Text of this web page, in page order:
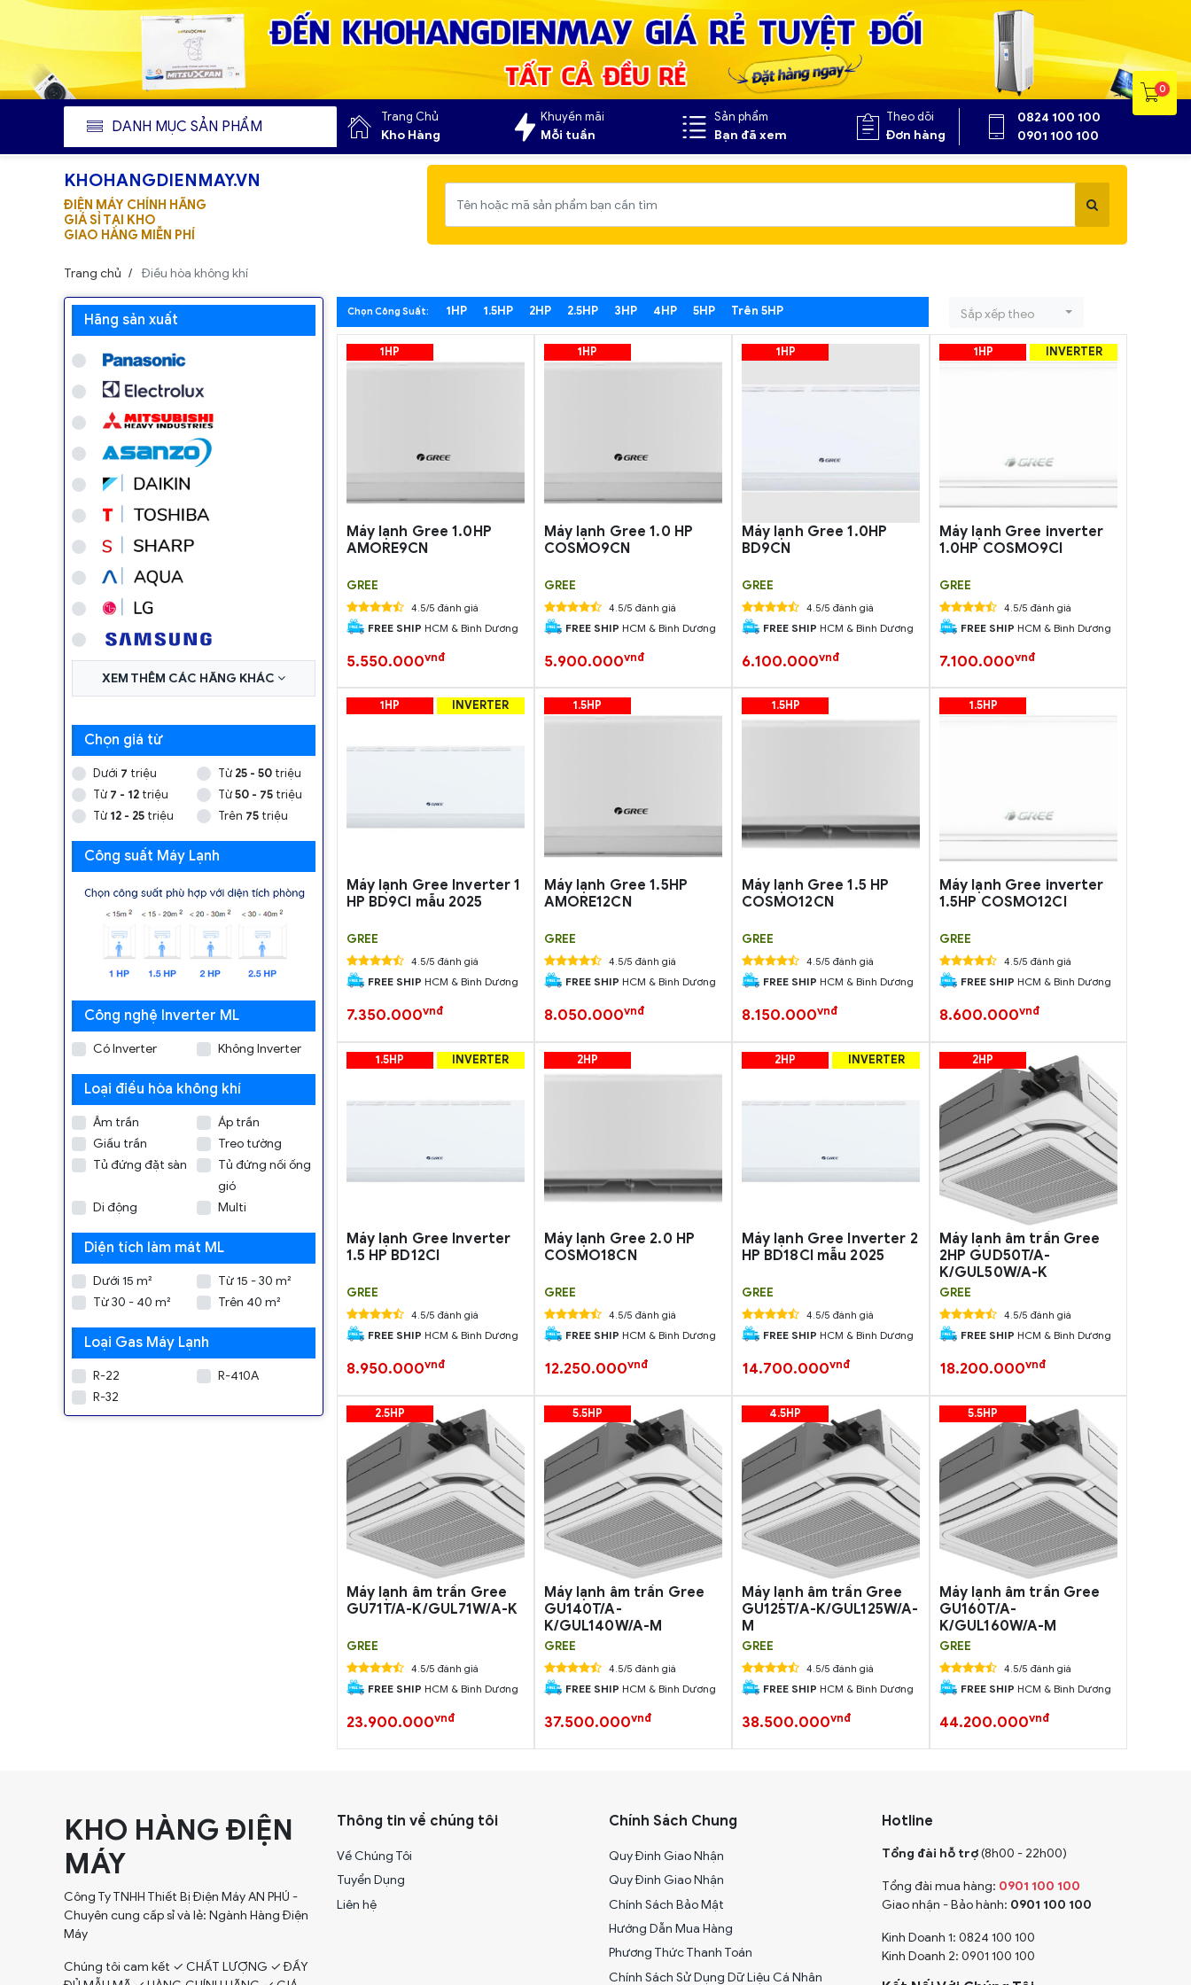
0
DANH MỤC SẢN PHẨM
Trang Chủ
Kho Hàng
Khuyến mãi
Mỗi tuần
Sản phẩm
Bạn đã xem
Theo dõi
Đơn hàng
0824 100 100
0901 100 100
KHOHANGDIENMAY.VN
ĐIỆN MÁY CHÍNH HÃNG
GIÁ SỈ TẠI KHO
GIAO HÀNG MIỄN PHÍ
Trang chủ Điều hòa không khí
Hãng sản xuất
XEM THÊM CÁC HÃNG KHÁC
Chọn giá từ
Dưới 7 triệu Từ 25 - 50 triệu
Từ 7 - 12 triệu Từ50 - 75 triệu
Từ 12 - 25 triệu Trên 75 triệu
Công suất Máy Lạnh
Công nghệ Inverter ML
Có Inverter Không Inverter
Loại điều hòa không khí
Âm trần
Áp trần
Giấu trần
Treo tường
Tủ đứng đặt sàn
Tủ đứng nối ống
gió
Di động
Multi
Diện tích làm mát ML
Dưới 15 m²
Từ 15 - 30 m²
Từ 30 - 40 m²
Trên 40 m²
Loại Gas Máy Lạnh
R-22
R-410A
R-32
Chọn Công Suất: 1HP 1.5HP 2HP 2.5HP 3HP 4HP 5HP Trên 5HP Sắp xếp theo
1HP
Máy lạnh Gree 1.0HP
AMORE9CN
GREE
4.5/5 đánh giá
FREE SHIP HCM & Bình Dương
5.550.000vnđ
1HP
Máy lạnh Gree 1.0 HP
COSMO9CN
GREE
4.5/5 đánh giá
FREE SHIP HCM & Bình Dương
5.900.000vnđ
1HP
Máy lạnh Gree 1.0HP
BD9CN
GREE
4.5/5 đánh giá
FREE SHIP HCM & Bình Dương
6.100.000vnđ
1HP INVERTER
Máy lạnh Gree inverter
1.0HP COSMO9CI
GREE
4.5/5 đánh giá
FREE SHIP HCM & Bình Dương
7.100.000vnđ
1HP INVERTER
Máy lạnh Gree Inverter 1
HP BD9CI mẫu 2025
GREE
4.5/5 đánh giá
FREE SHIP HCM & Bình Dương
7.350.000vnđ
1.5HP
Máy lạnh Gree 1.5HP
AMORE12CN
GREE
4.5/5 đánh giá
FREE SHIP HCM & Bình Dương
8.050.000vnđ
1.5HP
Máy lạnh Gree 1.5 HP
COSMO12CN
GREE
4.5/5 đánh giá
FREE SHIP HCM & Bình Dương
8.150.000vnđ
1.5HP
Máy lạnh Gree inverter
1.5HP COSMO12CI
GREE
4.5/5 đánh giá
FREE SHIP HCM & Bình Dương
8.600.000vnđ
1.5HP INVERTER
Máy lạnh Gree Inverter
1.5 HP BD12CI
GREE
4.5/5 đánh giá
FREE SHIP HCM & Bình Dương
8.950.000vnđ
2HP
Máy lạnh Gree 2.0 HP
COSMO18CN
GREE
4.5/5 đánh giá
FREE SHIP HCM & Bình Dương
12.250.000vnđ
2HP INVERTER
Máy lạnh Gree Inverter 2
HP BD18CI mẫu 2025
GREE
4.5/5 đánh giá
FREE SHIP HCM & Bình Dương
14.700.000vnđ
2HP
Máy lạnh âm trần Gree
2HP GUD50T/A-
K/GUL50W/A-K
GREE
4.5/5 đánh giá
FREE SHIP HCM & Bình Dương
18.200.000vnđ
2.5HP
Máy lạnh âm trần Gree
GU71T/A-K/GUL71W/A-K
GREE
4.5/5 đánh giá
FREE SHIP HCM & Bình Dương
23.900.000vnđ
5.5HP
Máy lạnh âm trần Gree
GU140T/A-
K/GUL140W/A-M
GREE
4.5/5 đánh giá
FREE SHIP HCM & Bình Dương
37.500.000vnđ
4.5HP
Máy lạnh âm trần Gree
GU125T/A-K/GUL125W/A-
M
GREE
4.5/5 đánh giá
FREE SHIP HCM & Bình Dương
38.500.000vnđ
5.5HP
Máy lạnh âm trần Gree
GU160T/A-
K/GUL160W/A-M
GREE
4.5/5 đánh giá
FREE SHIP HCM & Bình Dương
44.200.000vnđ
KHO HÀNG ĐIỆN
MÁY
Công Ty TNHH Thiết Bị Điện Máy AN PHÚ -
Chuyên cung cấp sỉ và lẻ: Ngành Hàng Điện
Máy
Chúng tôi cam kết ✓ CHẤT LƯỢNG ✓ ĐẦY
Thông tin về chúng tôi
Về Chúng Tôi
Tuyển Dụng
Liên hệ
Chính Sách Chung
Quy Đinh Giao Nhận
Quy Đinh Giao Nhận
Chính Sách Bảo Mật
Hướng Dẫn Mua Hàng
Phương Thức Thanh Toán
Chính Sách Sử Dụng Dữ Liệu Cá Nhân
Hotline
Tổng đài hỗ trợ(8h00 - 22h00)
Tổng đài mua hàng: 0901 100 100
Giao nhận - Bảo hành: 0901 100 100
Kinh Doanh 1: 0824 100 100
Kinh Doanh 2: 0901 100 100